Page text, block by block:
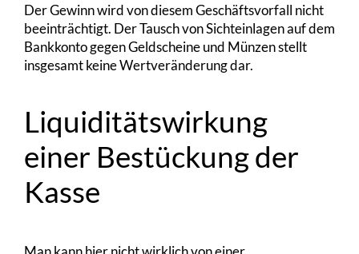
Der Gewinn wird von diesem Geschäftsvorfall nicht
beeinträchtigt. Der Tausch von Sichteinlagen auf dem
Bankkonto gegen Geldscheine und Münzen stellt
insgesamt keine Wertveränderung dar.
Liquiditätswirkung
einer Bestückung der
Kasse